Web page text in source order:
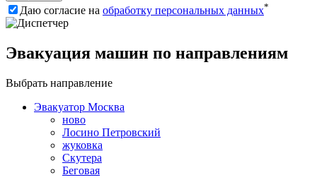
Даю согласие на обработку персональных данных*
Эвакуация машин по направлениям
Выбрать направление
Эвакуатор Москва
ново
Лосино Петровский
жуковка
Скутера
Беговая